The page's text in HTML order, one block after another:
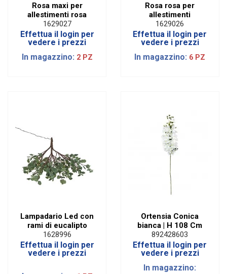
Rosa maxi per
allestimenti rosa
1629027
Effettua il login per
vedere i prezzi
In magazzino: 2 PZ
Rosa rosa per
allestimenti
1629026
Effettua il login per
vedere i prezzi
In magazzino: 6 PZ
Lampadario Led con
rami di eucalipto
1628996
Effettua il login per
vedere i prezzi
Ortensia Conica
bianca | H 108 Cm
892428603
Effettua il login per
vedere i prezzi
In magazzino: